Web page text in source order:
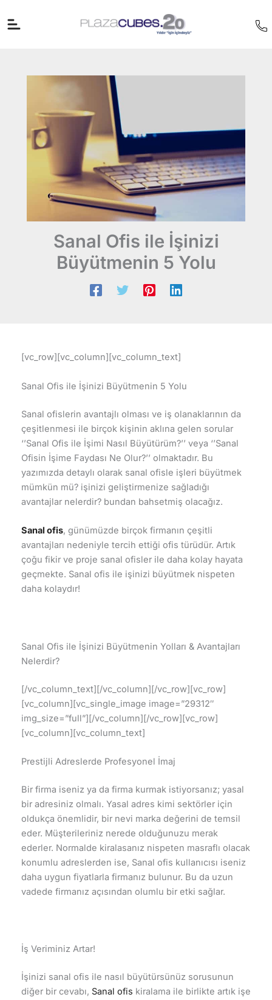
atla
Sanal Ofis ile İşinizi
Büyütmenin 5 Yolu
[vc_row][vc_column][vc_column_text]
Sanal Ofis ile İşinizi Büyütmenin 5 Yolu
Sanal ofislerin avantajlı olması ve iş olanaklarının da
çeşitlenmesi ile birçok kişinin aklına gelen sorular
‘’Sanal Ofis ile İşimi Nasıl Büyütürüm?’’ veya ‘’Sanal
Ofisin İşime Faydası Ne Olur?’’ olmaktadır. Bu
yazımızda detaylı olarak sanal ofisle işleri büyütmek
mümkün mü? işinizi geliştirmenize sağladığı
avantajlar nelerdir? bundan bahsetmiş olacağız.
Sanal ofis, günümüzde birçok firmanın çeşitli
avantajları nedeniyle tercih ettiği ofis türüdür. Artık
çoğu fikir ve proje sanal ofisler ile daha kolay hayata
geçmekte. Sanal ofis ile işinizi büyütmek nispeten
daha kolaydır!
Sanal Ofis ile İşinizi Büyütmenin Yolları & Avantajları
Nelerdir?
[/vc_column_text][/vc_column][/vc_row][vc_row]
[vc_column][vc_single_image image=”29312″
img_size=”full”][/vc_column][/vc_row][vc_row]
[vc_column][vc_column_text]
Prestijli Adreslerde Profesyonel İmaj
Bir firma iseniz ya da firma kurmak istiyorsanız; yasal
bir adresiniz olmalı. Yasal adres kimi sektörler için
oldukça önemlidir, bir nevi marka değerini de temsil
eder. Müşterileriniz nerede olduğunuzu merak
ederler. Normalde kiralasanız nispeten masraflı olacak
konumlu adreslerden ise, Sanal ofis kullanıcısı iseniz
daha uygun fiyatlarla firmanız bulunur. Bu da uzun
vadede firmanız açısından olumlu bir etki sağlar.
İş Veriminiz Artar!
İşinizi sanal ofis ile nasıl büyütürsünüz sorusunun
diğer bir cevabı, Sanal ofis kiralama ile birlikte artık işe